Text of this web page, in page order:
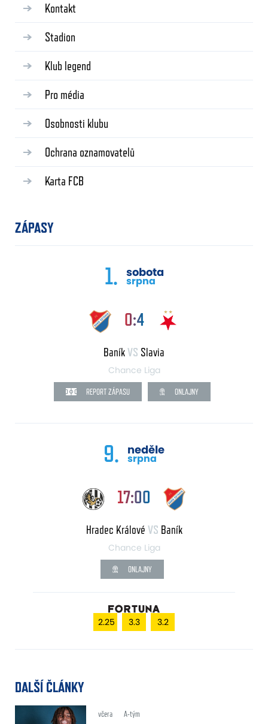
Kontakt
Stadion
Klub legend
Pro média
Osobnosti klubu
Ochrana oznamovatelů
Karta FCB
ZÁPASY
1. sobota
srpna
0:4
BaníkVS Slavia
Chance Liga
REPORT ZÁPASU ONLAJNY
9. neděle
srpna
17:00
Hradec Králové VS Baník
Chance Liga
ONLAJNY
2.25 3.3 3.2
DALŠÍ ČLÁNKY
včera A-tým